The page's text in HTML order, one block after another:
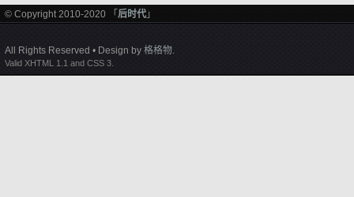
© Copyright 2010-2020 「 后时代 」
All Rights Reserved • Design by 格格物.
Valid XHTML 1.1 and CSS 3.